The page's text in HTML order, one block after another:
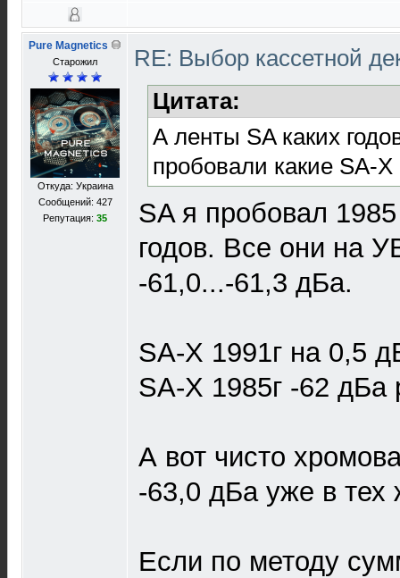
Pure Magnetics
Старожил
Откуда: Украина
Сообщений: 427
Репутация: 35
RE: Выбор кассетной
Цитата:
А ленты SA каких
пробовали какие SA-
SA я пробовал
годов. Все они на
-61,0...-61,3 дБа.
SA-X 1991г на 0,5
SA-X 1985г -62 дБа
А вот чисто
-63,0 дБа уже в тех
Если по методу